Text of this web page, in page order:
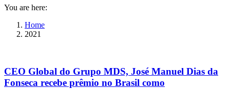
You are here:
Home
2021
CEO Global do Grupo MDS, José Manuel Dias da
Fonseca recebe prêmio no Brasil como